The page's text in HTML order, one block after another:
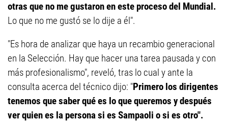
otras que no me gustaron en este proceso del Mundial.
Lo que no me gustó se lo dije a él".
"Es hora de analizar que haya un recambio generacional
en la Selección. Hay que hacer una tarea pausada y con
más profesionalismo", reveló, tras lo cual y ante la
consulta acerca del técnico dijo: "Primero los dirigentes
tenemos que saber qué es lo que queremos y después
ver quien es la persona si es Sampaoli o si es otro".